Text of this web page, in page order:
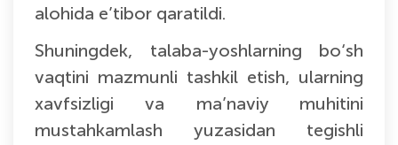
alohida e’tibor qaratildi.
Shuningdek, talaba-yoshlarning bo‘sh
vaqtini mazmunli tashkil etish, ularning
xavfsizligi va ma’naviy muhitini
mustahkamlash yuzasidan tegishli